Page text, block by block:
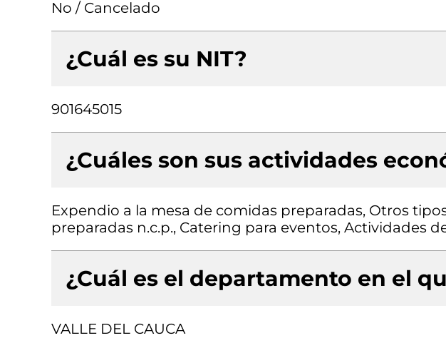
No / Cancelado
¿Cuál es su NIT?
901645015
¿Cuáles son sus actividades
Expendio a la mesa de comidas preparadas, Otros
preparadas n.c.p., Catering para eventos, Actividades
¿Cuál es el departamento en el
VALLE DEL CAUCA